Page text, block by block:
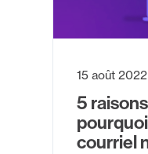
5
courriel
15 août 2022